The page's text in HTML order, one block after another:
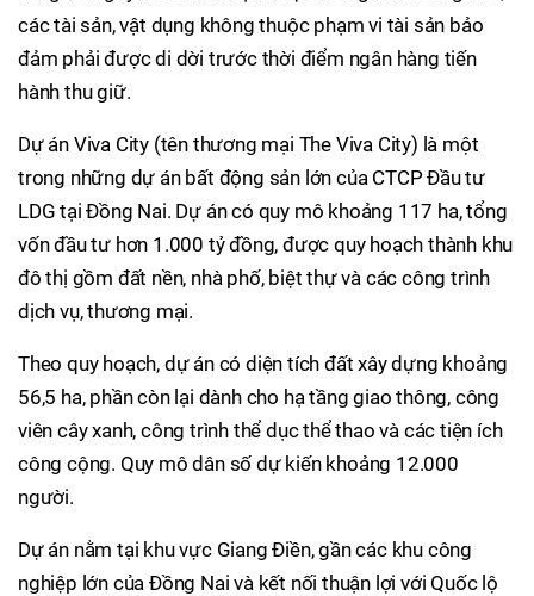
các tài sản, vật dụng không thuộc phạm vi tài sản bảo
đảm phải được di dời trước thời điểm ngân hàng tiến
hành thu giữ.
Dự án Viva City (tên thương mại The Viva City) là một
trong những dự án bất động sản lớn của CTCP Đầu tư
LDG tại Đồng Nai. Dự án có quy mô khoảng 117 ha, tổng
vốn đầu tư hơn 1.000 tỷ đồng, được quy hoạch thành khu
đô thị gồm đất nền, nhà phố, biệt thự và các công trình
dịch vụ, thương mại.
Theo quy hoạch, dự án có diện tích đất xây dựng khoảng
56,5 ha, phần còn lại dành cho hạ tầng giao thông, công
viên cây xanh, công trình thể dục thể thao và các tiện ích
công cộng. Quy mô dân số dự kiến khoảng 12.000
người.
Dự án nằm tại khu vực Giang Điền, gần các khu công
nghiệp lớn của Đồng Nai và kết nối thuận lợi với Quốc lộ